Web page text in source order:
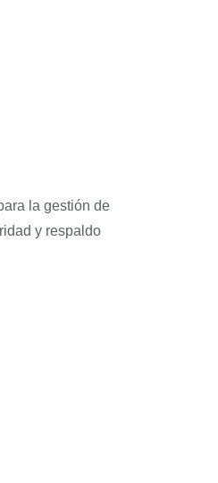
la gestión de
y respaldo